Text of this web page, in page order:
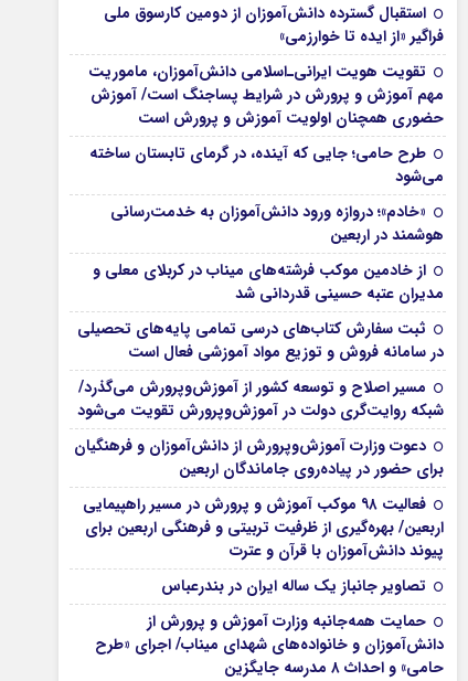
استقبال گسترده دانش‌آموزان از دومین کارسوق ملی
فراگیر «از ایده تا خوارزمی»
تقویت هویت ایرانی‌ـ‌اسلامی دانش‌آموزان، ماموریت
مهم آموزش و پرورش در شرایط پساجنگ است/ آموزش
حضوری همچنان اولویت آموزش و پرورش است
طرح حامی؛ جایی که آینده، در گرمای تابستان ساخته
می‌شود
«خادم»؛ دروازه ورود دانش‌آموزان به خدمت‌رسانی
هوشمند در اربعین
از خادمین موکب فرشته‌های میناب در کربلای معلی و
مدیران عتبه حسینی قدردانی شد
ثبت سفارش کتاب‌های درسی تمامی پایه‌های تحصیلی
در سامانه فروش و توزیع مواد آموزشی فعال است
مسیر اصلاح و توسعه کشور از آموزش‌وپرورش می‌گذرد/
شبکه روایت‌‌گری دولت در آموزش‌وپرورش تقویت می‌شود
دعوت وزارت آموزش‌وپرورش از دانش‌آموزان و فرهنگیان
برای حضور در پیاده‌روی جاماندگان اربعین
فعالیت ۹۸ موکب آموزش و پرورش در مسیر راهپیمایی
اربعین/ بهره‌گیری از ظرفیت تربیتی و فرهنگی اربعین برای
پیوند دانش‌آموزان با قرآن و عترت
تصاویر جانباز یک ساله ایران در بندرعباس
حمایت همه‌جانبه وزارت آموزش و پرورش از
دانش‌آموزان و خانواده‌های شهدای میناب/ اجرای «طرح
حامی» و احداث ۸ مدرسه جایگزین